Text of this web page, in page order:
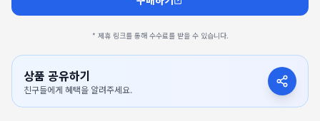
* 제휴 링크를 통해 수수료를 받을 수 있습니다.
상품 공유하기
친구들에게 혜택을 알려주세요.